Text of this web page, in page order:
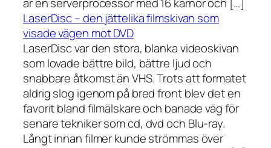
är en serverprocessor med 16 kärnor och […]
LaserDisc – den jättelika filmskivan som
visade vägen mot DVD
LaserDisc var den stora, blanka videoskivan
som lovade bättre bild, bättre ljud och
snabbare åtkomst än VHS. Trots att formatet
aldrig slog igenom på bred front blev det en
favorit bland filmälskare och banade väg för
senare tekniker som cd, dvd och Blu-ray.
Långt innan filmer kunde strömmas över